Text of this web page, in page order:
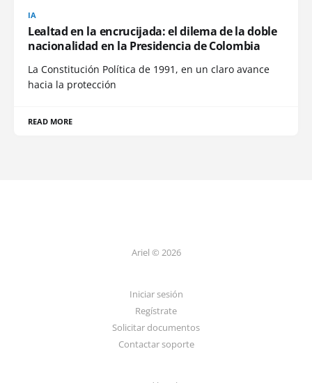
IA
Lealtad en la encrucijada: el dilema de la doble
nacionalidad en la Presidencia de Colombia
La Constitución Política de 1991, en un claro avance
hacia la protección
READ MORE
Ariel © 2026
Iniciar sesión
Regístrate
Solicitar documentos
Contactar soporte